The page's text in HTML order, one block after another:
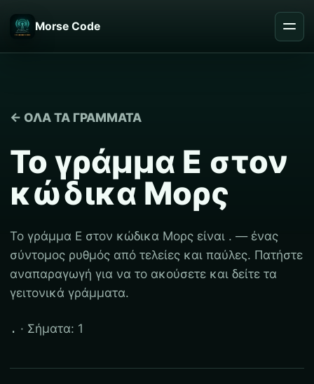
Morse Code
← ΌΛΑ ΤΑ ΓΡΆΜΜΑΤΑ
Το γράμμα Ε στον
κώδικα Μορς
Το γράμμα Ε στον κώδικα Μορς είναι . — ένας
σύντομος ρυθμός από τελείες και παύλες. Πατήστε
αναπαραγωγή για να το ακούσετε και δείτε τα
γειτονικά γράμματα.
. · Σήματα: 1